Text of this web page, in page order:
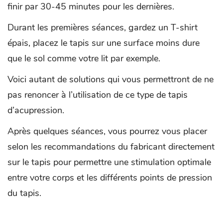
finir par 30-45 minutes pour les dernières.
Durant les premières séances, gardez un T-shirt
épais, placez le tapis sur une surface moins dure
que le sol comme votre lit par exemple.
Voici autant de solutions qui vous permettront de ne
pas renoncer à l’utilisation de ce type de tapis
d’acupression.
Après quelques séances, vous pourrez vous placer
selon les recommandations du fabricant directement
sur le tapis pour permettre une stimulation optimale
entre votre corps et les différents points de pression
du tapis.